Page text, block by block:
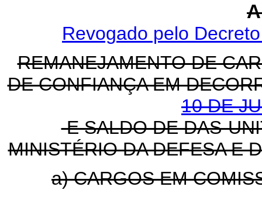
Revogado pelo
REMANEJAMENTO DE
DE CONFIANÇA EM
10 DE
E SALDO DE DAS-
MINISTÉRIO DA DEFESA E
a) CARGOS EM